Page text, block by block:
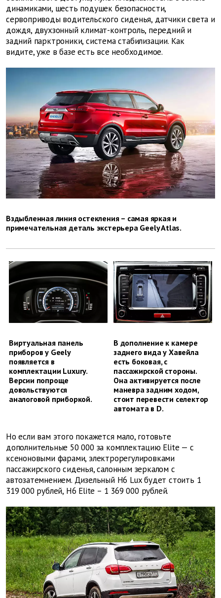
динамиками, шесть подушек безопасности,
сервоприводы водительского сиденья, датчики света и
дождя, двухзонный климат-контроль, передний и
задний парктроники, система стабилизации. Как
видите, уже в базе есть все необходимое.
Вздыбленная линия остекления – самая яркая и
примечательная деталь экстерьера Geely Atlas.
Виртуальная панель
приборов у Geely
появляется в
комплектации Luxury.
Версии попроще
довольствуются
аналоговой приборкой.
В дополнение к камере
заднего вида у Хавейла
есть боковая, с
пассажирской стороны.
Она активируется после
маневра задним ходом,
стоит перевести селектор
автомата в D.
Но если вам этого покажется мало, готовьте
дополнительные 50 000 за комплектацию Elite — с
ксеноновыми фарами, электрорегулировками
пассажирского сиденья, салонным зеркалом с
автозатемнением. Дизельный H6 Lux будет стоить 1
319 000 рублей, H6 Elite – 1 369 000 рублей.